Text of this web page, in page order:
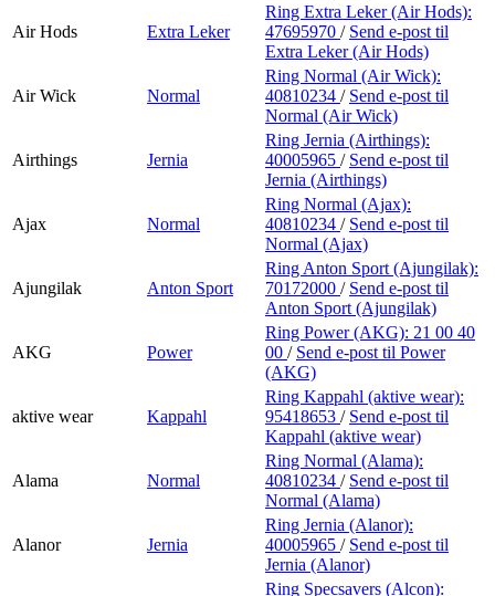
Air Hods Extra Leker
Ring Extra Leker (Air Hods):
47695970 / Send e-post til
Extra Leker (Air Hods)
Air Wick Normal
Ring Normal (Air Wick):
40810234 / Send e-post til
Normal (Air Wick)
Airthings Jernia
Ring Jernia (Airthings):
40005965 / Send e-post til
Jernia (Airthings)
Ajax Normal
Ring Normal (Ajax):
40810234 / Send e-post til
Normal (Ajax)
Ajungilak Anton Sport
Ring Anton Sport (Ajungilak):
70172000 / Send e-post til
Anton Sport (Ajungilak)
AKG Power
Ring Power (AKG): 21 00 40
00 / Send e-post til Power
(AKG)
aktive wear Kappahl
Ring Kappahl (aktive wear):
95418653 / Send e-post til
Kappahl (aktive wear)
Alama Normal
Ring Normal (Alama):
40810234 / Send e-post til
Normal (Alama)
Alanor Jernia
Ring Jernia (Alanor):
40005965 / Send e-post til
Jernia (Alanor)
Ring Specsavers (Alcon):